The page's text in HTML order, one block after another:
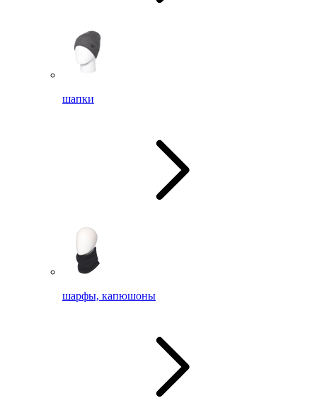
шапки
шарфы, капюшоны